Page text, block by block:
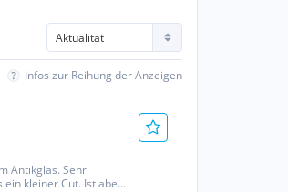
Infos zur Reihung der Anzeigen
Antikglas. Sehr
ein kleiner Cut. Ist aber